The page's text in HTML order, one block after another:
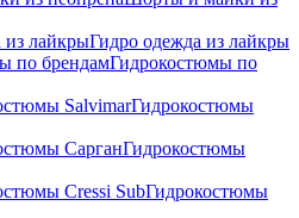
Гидро одежда из лайкры
Гидрокостюмы по
Гидрокостюмы
Гидрокостюмы
Гидрокостюмы